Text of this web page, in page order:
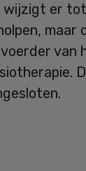
wijzigt er
maar
van